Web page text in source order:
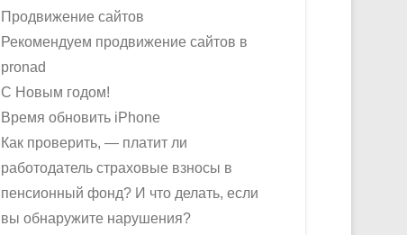
Продвижение сайтов
Рекомендуем продвижение сайтов в
pronad
С Новым годом!
Время обновить iPhone
Как проверить, — платит ли
работодатель страховые взносы в
пенсионный фонд? И что делать, если
вы обнаружите нарушения?